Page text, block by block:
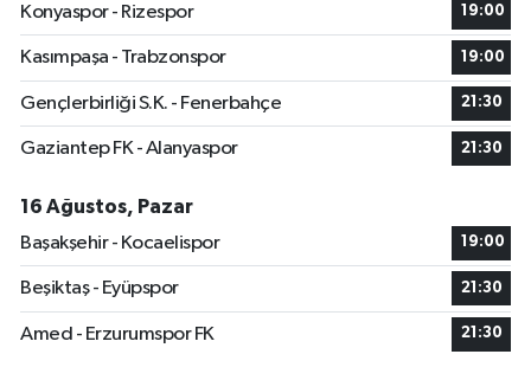
Konyaspor - Rizespor
19:00
Kasımpaşa - Trabzonspor 19:00
Gençlerbirliği S.K. - Fenerbahçe 21:30
Gaziantep FK - Alanyaspor 21:30
16 Ağustos, Pazar
Başakşehir - Kocaelispor
19:00
Beşiktaş - Eyüpspor 21:30
Amed - Erzurumspor FK 21:30